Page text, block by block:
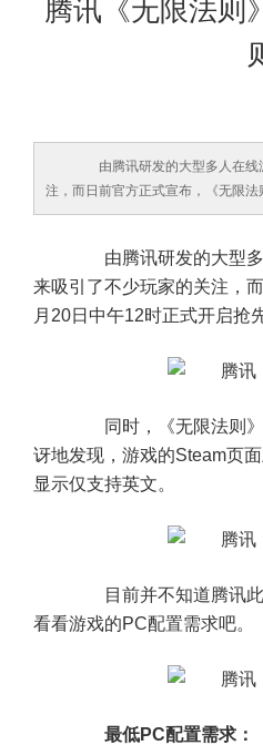
腾讯《无限法则
由腾讯研发的大型多人在线
注，而日前官方正式宣布，《无限
由腾讯研发的大型多
来吸引了不少玩家的关注，
月20日中午12时正式开启抢
同时，《无限法则》
讶地发现，游戏的Steam页
显示仅支持英文。
目前并不知道腾讯此
看看游戏的PC配置需求吧。
最低PC配置需求：